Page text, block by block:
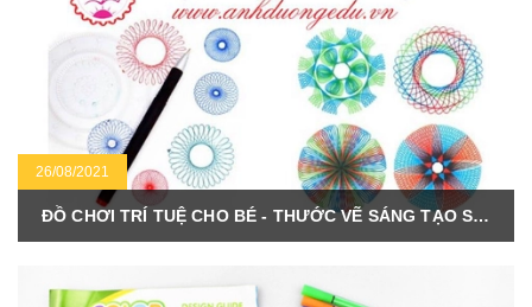
26/08/2021
ĐỒ CHƠI TRÍ TUỆ CHO BÉ - THƯỚC VẼ SÁNG TẠO STATIONREY